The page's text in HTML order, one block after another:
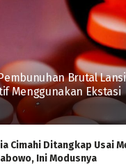
Brutal
Menggunakan Ekstasi
Cimahi Ditangkap Usai
Ini Modusnya